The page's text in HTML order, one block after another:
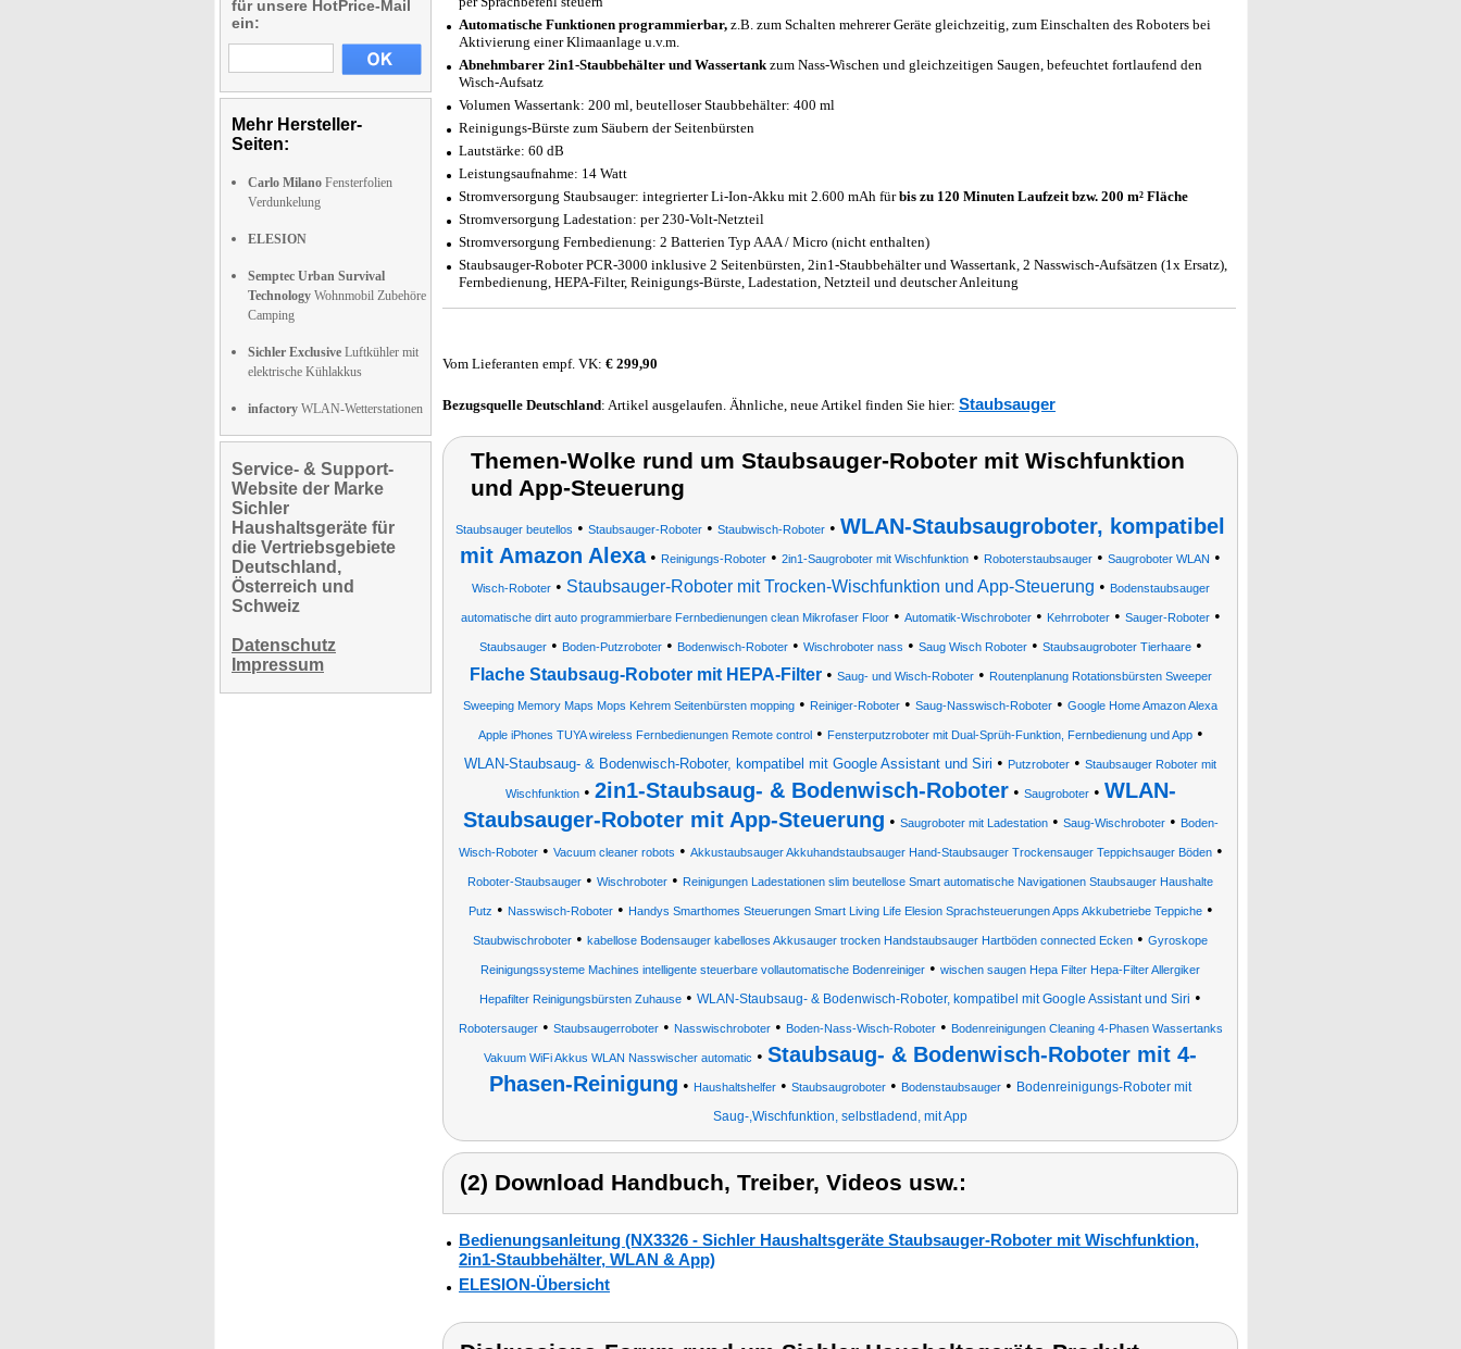
für unsere HotPrice-Mail
ein:
Mehr Hersteller-
Seiten:
Carlo Milano Fensterfolien
Verdunkelung
ELESION
Semptec Urban Survival
Technology Wohnmobil Zubehöre
Camping
Sichler Exclusive Luftkühler mit
elektrische Kühlakkus
infactory WLAN-Wetterstationen
Service- & Support-
Website der Marke
Sichler
Haushaltsgeräte für
die Vertriebsgebiete
Deutschland,
Österreich und
Schweiz
Datenschutz
Impressum
Automatische Funktionen programmierbar, z.B. zum Schalten mehrerer Geräte gleichzeitig, zum Einschalten des Roboters bei
Aktivierung einer Klimaanlage u.v.m.
Abnehmbarer 2in1-Staubbehälter und Wassertankzum Nass-Wischen und gleichzeitigen Saugen, befeuchtet fortlaufend den
Wisch-Aufsatz
Volumen Wassertank: 200 ml, beutelloser Staubbehälter: 400 ml
Reinigungs-Bürste zum Säubern der Seitenbürsten
Lautstärke: 60 dB
Leistungsaufnahme: 14 Watt
Stromversorgung Staubsauger: integrierter Li-Ion-Akku mit 2.600 mAh fürbis zu 120 Minuten Laufzeit bzw. 200 m² Fläche
Stromversorgung Ladestation: per 230-Volt-Netzteil
Stromversorgung Fernbedienung: 2 Batterien Typ AAA / Micro (nicht enthalten)
Staubsauger-Roboter PCR-3000 inklusive 2 Seitenbürsten, 2in1-Staubbehälter und Wassertank, 2 Nasswisch-Aufsätzen (1x Ersatz),
Fernbedienung, HEPA-Filter, Reinigungs-Bürste, Ladestation, Netzteil und deutscher Anleitung
Vom Lieferanten empf. VK: € 299,90
Bezugsquelle Deutschland: Artikel ausgelaufen. Ähnliche, neue Artikel finden Sie hier: Staubsauger
Themen-Wolke rund um Staubsauger-Roboter mit Wischfunktion
und App-Steuerung
Staubsauger beutellos • Staubsauger-Roboter • Staubwisch-Roboter • WLAN-Staubsaugroboter, kompatibel
mit Amazon Alexa• Reinigungs-Roboter • 2in1-Saugroboter mit Wischfunktion • Roboterstaubsauger • Saugroboter WLAN •
Wisch-Roboter• Staubsauger-Roboter mit Trocken-Wischfunktion und App-Steuerung • Bodenstaubsauger
automatische dirt auto programmierbare Fernbedienungen clean Mikrofaser Floor• Automatik-Wischroboter• Kehrroboter• Sauger-Roboter•
Staubsauger• Boden-Putzroboter• Bodenwisch-Roboter• Wischroboter nass • Saug Wisch Roboter• Staubsaugroboter Tierhaare•
Flache Staubsaug-Roboter mit HEPA-Filter• Saug- und Wisch-Roboter• Routenplanung Rotationsbürsten Sweeper
Sweeping Memory Maps Mops Kehrem Seitenbürsten mopping • Reiniger-Roboter • Saug-Nasswisch-Roboter • Google Home Amazon Alexa
Apple iPhones TUYA wireless Fernbedienungen Remote control• Fensterputzroboter mit Dual-Sprüh-Funktion, Fernbedienung und App•
WLAN-Staubsaug- & Bodenwisch-Roboter, kompatibel mit Google Assistant und Siri • Putzroboter • Staubsauger Roboter mit
Wischfunktion• 2in1-Staubsaug- & Bodenwisch-Roboter• Saugroboter• WLAN-
Staubsauger-Roboter mit App-Steuerung • Saugroboter mit Ladestation• Saug-Wischroboter• Boden-
Wisch-Roboter• Vacuum cleaner robots • Akkustaubsauger Akkuhandstaubsauger Hand-Staubsauger Trockensauger Teppichsauger Böden•
Roboter-Staubsauger • Wischroboter • Reinigungen Ladestationen slim beutellose Smart automatische Navigationen Staubsauger Haushalte
Putz • Nasswisch-Roboter• Handys Smarthomes Steuerungen Smart Living Life Elesion Sprachsteuerungen Apps Akkubetriebe Teppiche•
Staubwischroboter • kabellose Bodensauger kabelloses Akkusauger trocken Handstaubsauger Hartböden connected Ecken • Gyroskope
Reinigungssysteme Machines intelligente steuerbare vollautomatische Bodenreiniger • wischen saugen Hepa Filter Hepa-Filter Allergiker
Hepafilter Reinigungsbürsten Zuhause • WLAN-Staubsaug- & Bodenwisch-Roboter, kompatibel mit Google Assistant und Siri •
Robotersauger• Staubsaugerroboter• Nasswischroboter• Boden-Nass-Wisch-Roboter• Bodenreinigungen Cleaning 4-Phasen Wassertanks
Vakuum WiFi Akkus WLAN Nasswischer automatic • Staubsaug- & Bodenwisch-Roboter mit 4-
Phasen-Reinigung • Haushaltshelfer • Staubsaugroboter • Bodenstaubsauger • Bodenreinigungs-Roboter mit
Saug-,Wischfunktion, selbstladend, mit App
(2) Download Handbuch, Treiber, Videos usw.:
Bedienungsanleitung (NX3326 - Sichler Haushaltsgeräte Staubsauger-Roboter mit Wischfunktion,
2in1-Staubbehälter, WLAN & App)
ELESION-Übersicht